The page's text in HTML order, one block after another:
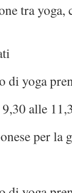
tra yoga,
di yoga
alle
per la